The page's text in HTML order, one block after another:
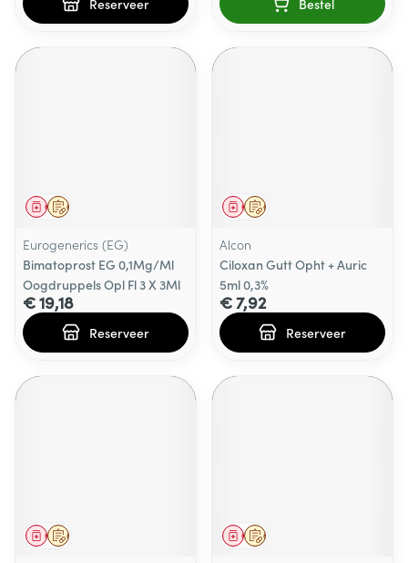
Reserveer Bestel
Op voorschrift
Geneesmiddel
Eurogenerics (EG)
Bimatoprost EG 0,1Mg/Ml
Oogdruppels Opl Fl 3 X 3Ml
€ 19,18
Reserveer
Op voorschrift
Geneesmiddel
Alcon
Ciloxan Gutt Opht + Auric
5ml 0,3%
€ 7,92
Reserveer
Op voorschrift
Geneesmiddel Op voorschrift
Geneesmiddel